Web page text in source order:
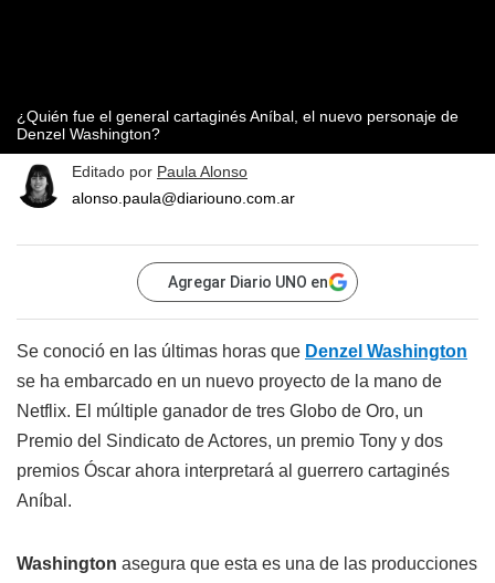
¿Quién fue el general cartaginés Aníbal, el nuevo personaje de
Denzel Washington?
Editado por Paula Alonso
alonso.paula@diariouno.com.ar
Agregar Diario UNO en
Se conoció en las últimas horas que Denzel Washington
se ha embarcado en un nuevo proyecto de la mano de
Netflix. El múltiple ganador de tres Globo de Oro, un
Premio del Sindicato de Actores, un premio Tony y dos
premios Óscar ahora interpretará al guerrero cartaginés
Aníbal.
Washington asegura que esta es una de las producciones